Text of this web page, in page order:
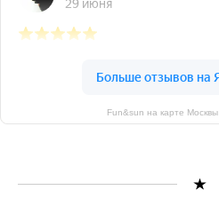
Fun&sun на карте